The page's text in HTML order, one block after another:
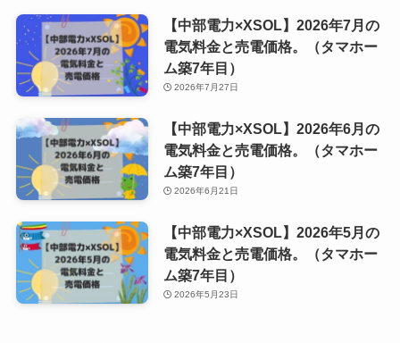
【中部電力×XSOL】2026年7月の
電気料金と売電価格。（タマホー
ム築7年目）
2026年7月27日
【中部電力×XSOL】2026年6月の
電気料金と売電価格。（タマホー
ム築7年目）
2026年6月21日
【中部電力×XSOL】2026年5月の
電気料金と売電価格。（タマホー
ム築7年目）
2026年5月23日